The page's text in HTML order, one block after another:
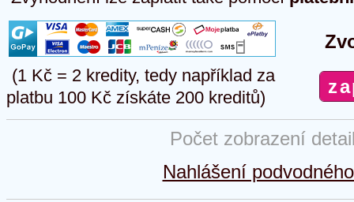
(1 Kč = 2 kredity, tedy například za
platbu 100 Kč získáte 200 kreditů)
Počet zobrazení
Nahlášení